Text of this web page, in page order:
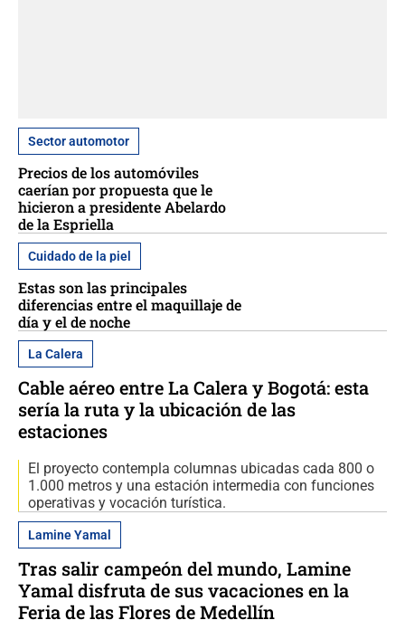
Sector automotor
Precios de los automóviles
caerían por propuesta que le
hicieron a presidente Abelardo
de la Espriella
Cuidado de la piel
Estas son las principales
diferencias entre el maquillaje de
día y el de noche
La Calera
Cable aéreo entre La Calera y Bogotá: esta
sería la ruta y la ubicación de las
estaciones
El proyecto contempla columnas ubicadas cada 800 o
1.000 metros y una estación intermedia con funciones
operativas y vocación turística.
Lamine Yamal
Tras salir campeón del mundo, Lamine
Yamal disfruta de sus vacaciones en la
Feria de las Flores de Medellín